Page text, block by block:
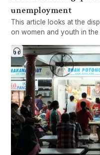
unemployment
This article looks at the
on women and youth in